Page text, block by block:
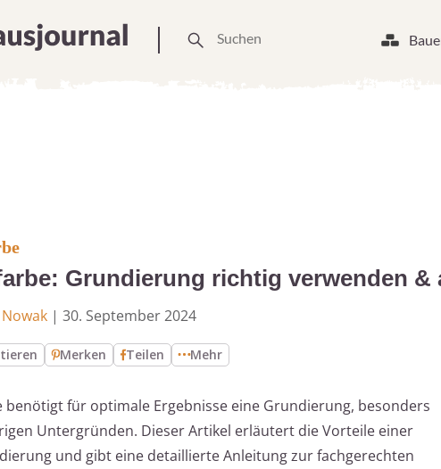
Grundierung richtig verwenden &
| 30. September 2024
Merken Teilen Mehr
benötigt für optimale Ergebnisse eine Grundierung, besonders
Untergründen. Dieser Artikel erläutert die Vorteile einer
und gibt eine detaillierte Anleitung zur fachgerechten